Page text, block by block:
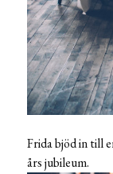
Frida bjöd in till
års jubileum.